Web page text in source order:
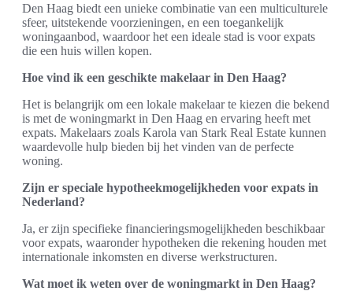
Den Haag biedt een unieke combinatie van een multiculturele
sfeer, uitstekende voorzieningen, en een toegankelijk
woningaanbod, waardoor het een ideale stad is voor expats
die een huis willen kopen.
Hoe vind ik een geschikte makelaar in Den Haag?
Het is belangrijk om een lokale makelaar te kiezen die bekend
is met de woningmarkt in Den Haag en ervaring heeft met
expats. Makelaars zoals Karola van Stark Real Estate kunnen
waardevolle hulp bieden bij het vinden van de perfecte
woning.
Zijn er speciale hypotheekmogelijkheden voor expats in
Nederland?
Ja, er zijn specifieke financieringsmogelijkheden beschikbaar
voor expats, waaronder hypotheken die rekening houden met
internationale inkomsten en diverse werkstructuren.
Wat moet ik weten over de woningmarkt in Den Haag?